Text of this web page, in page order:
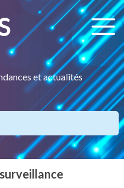
et actualités